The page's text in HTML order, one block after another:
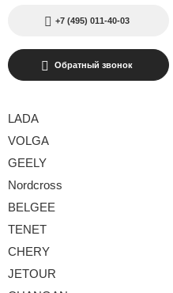
+7 (495) 011-40-03
Обратный звонок
LADA
VOLGA
GEELY
Nordcross
BELGEE
TENET
CHERY
JETOUR